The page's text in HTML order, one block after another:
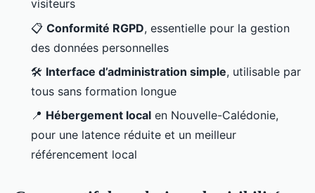
visiteurs
📋 Conformité RGPD, essentielle pour la gestion
des données personnelles
🛠️ Interface d’administration simple, utilisable par
tous sans formation longue
📍 Hébergement local en Nouvelle-Calédonie,
pour une latence réduite et un meilleur
référencement local